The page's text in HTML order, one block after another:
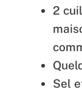
2
Sel